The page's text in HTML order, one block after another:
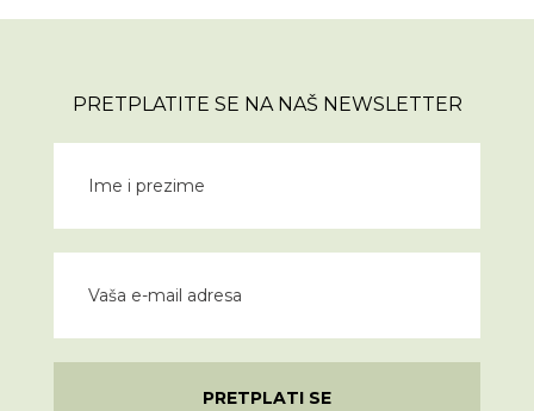
PRETPLATITE SE NA NAŠ NEWSLETTER
PRETPLATI SE